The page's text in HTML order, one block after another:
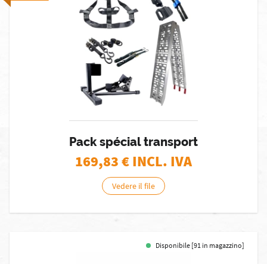
Pack spécial transport
169,83€ INCL. IVA
Vedere il file
Disponibile [91 in magazzino]